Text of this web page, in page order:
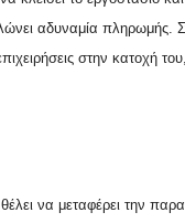
αδυναμία πληρωμής.
στην κατοχή
θέλει να μεταφέρει την